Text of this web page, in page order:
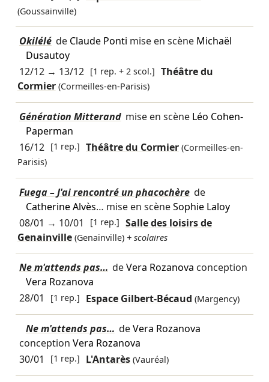
(Goussainville)
Okilélé de Claude Ponti mise en scène Michaël
Dusautoy
12/12→ 13/12 [1 rep. + 2 scol.] Théâtre du
Cormier (Cormeilles-en-Parisis)
Génération Mitterand mise en scène Léo Cohen-
Paperman
16/12 [1 rep.] Théâtre du Cormier (Cormeilles-en-
Parisis)
Fuega – J'ai rencontré un phacochère de
Catherine Alvès… mise en scèneSophie Laloy
08/01 → 10/01 [1 rep.] Salle des loisirs de
Genainville (Genainville) + scolaires
Ne m'attends pas… deVera Rozanova conception
Vera Rozanova
28/01
[1 rep.] Espace Gilbert-Bécaud (Margency)
Ne m'attends pas… deVera Rozanova
conception Vera Rozanova
30/01
[1 rep.] L'Antarès (Vauréal)